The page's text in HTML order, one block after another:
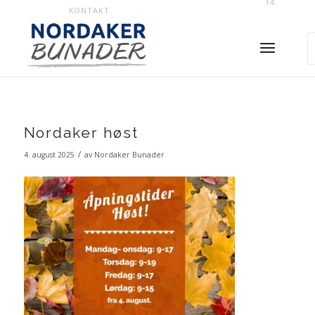
KONTAKT
Nordaker høst
4. august 2025 / av Nordaker Bunader